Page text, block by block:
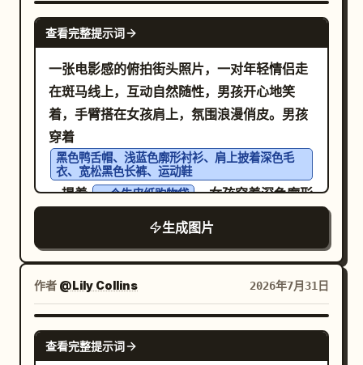
scene should feel serene and ethereal,
with blue sky, towering soft white
and clouds on the water, delicate
highlights on wet polished stone, pastel
cyan and jade tones, low-to-moderate
saturation, dreamy atmospheric depth,
ultra-detailed fantasy concept art, high
resolution, grand scale, balanced
GPT IMAGE 2
查看完整提示词
一张电影感的俯拍街头照片，一对年轻情侣走
在斑马线上，互动自然随性，男孩开心地笑
着，手臂搭在女孩肩上，氛围浪漫俏皮。男孩
穿着
黑色鸭舌帽、浅蓝色廓形衬衫、肩上披着深色毛
衣、宽松黑色长裤、运动鞋
，提着 一个牛皮纸购物袋 。女孩穿着深色廓形
卫衣，肩上系着一件橙色毛衣，搭配绿色短
裤、黑色短袜和白色运动鞋，手里拿着一个小
橙子。柔和的日光，低饱和度调色，真实的皮
肤质感，纪实摄影风格，细腻的胶片颗粒感，
韩系/日系生活方式美学 ，情感叙事，高角度俯
拍构图，自然的动态，超写实，杰作。
生成图片
作者 @Lily Collins 2026年7月31日
GPT IMAGE 2
查看完整提示词